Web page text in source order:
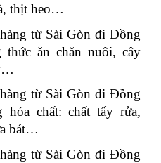
thịt heo…
từ Sài Gòn đi Đồng
thức ăn chăn nuôi, cây
từ Sài Gòn đi Đồng
hóa chất: chất tẩy rửa,
bát…
từ Sài Gòn đi Đồng